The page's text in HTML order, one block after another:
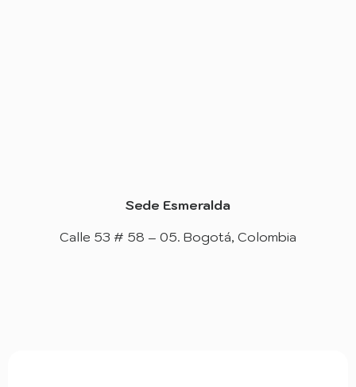
Sede Esmeralda
Calle 53 # 58 – 05. Bogotá, Colombia